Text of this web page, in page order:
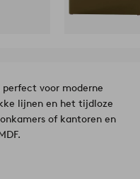
voor moderne
lijnen en het tijdloze
of kantoren en
cm.